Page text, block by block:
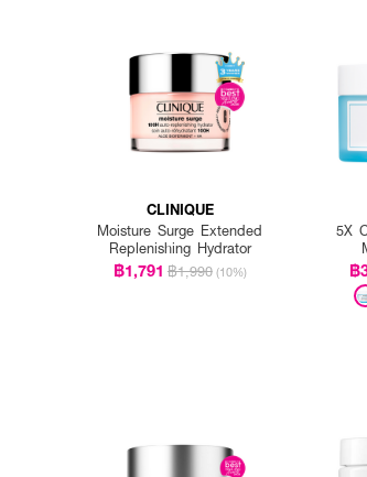
CLINIQUE
Moisture Surge Extended
Replenishing Hydrator
฿1,791 ฿1,990 (10%)
5X
฿